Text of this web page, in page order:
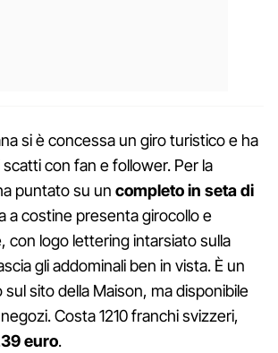
si è concessa un giro turistico e ha
con fan e follower. Per la
puntato su un completo in seta di
a costine presenta girocollo e
con logo lettering intarsiato sulla
gli addominali ben in vista. È un
sito della Maison, ma disponibile
Costa 1210 franchi svizzeri,
euro.